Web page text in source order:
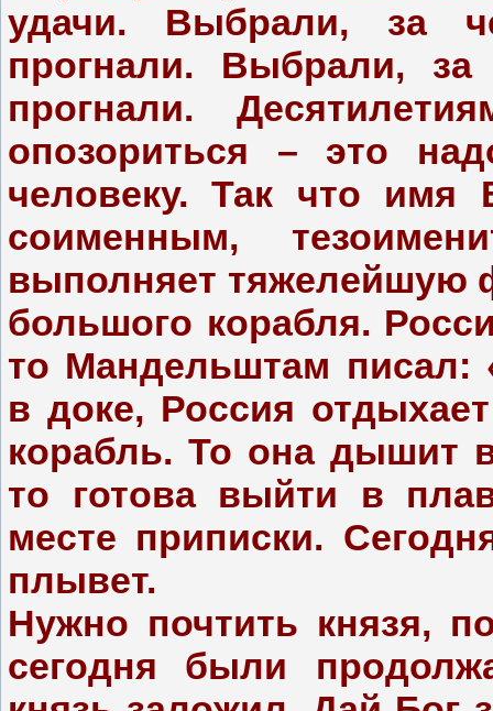
удачи. Выбрали, за
прогнали. Выбрали,
прогнали.
опозориться – это
человеку. Так что имя
соименным,
выполняет тяжелейшую
большого корабля.
то Мандельштам писал:
в доке, Россия
корабль. То она дышит
то готова выйти в
месте приписки.
плывет.
Нужно почтить князя,
сегодня были